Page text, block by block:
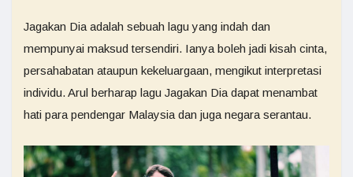
Jagakan Dia adalah sebuah lagu yang indah dan
mempunyai maksud tersendiri. Ianya boleh jadi kisah cinta,
persahabatan ataupun kekeluargaan, mengikut interpretasi
individu. Arul berharap lagu Jagakan Dia dapat menambat
hati para pendengar Malaysia dan juga negara serantau.